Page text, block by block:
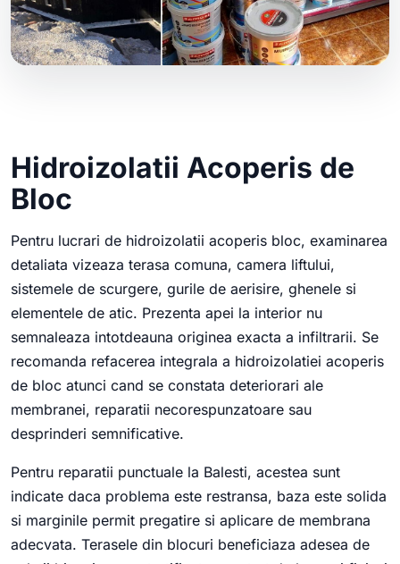
Hidroizolatii Acoperis de
Bloc
Pentru lucrari de hidroizolatii acoperis bloc, examinarea
detaliata vizeaza terasa comuna, camera liftului,
sistemele de scurgere, gurile de aerisire, ghenele si
elementele de atic. Prezenta apei la interior nu
semnaleaza intotdeauna originea exacta a infiltrarii. Se
recomanda refacerea integrala a hidroizolatiei acoperis
de bloc atunci cand se constata deteriorari ale
membranei, reparatii necorespunzatoare sau
desprinderi semnificative.
Pentru reparatii punctuale la Balesti, acestea sunt
indicate daca problema este restransa, baza este solida
si marginile permit pregatire si aplicare de membrana
adecvata. Terasele din blocuri beneficiaza adesea de